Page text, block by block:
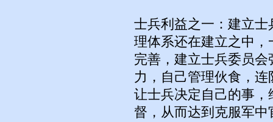
士兵利益之一：建立
理体系还在建立之中
完善，建立士兵委员
力，自己管理伙食，
让士兵决定自己的事
督，从而达到克服军